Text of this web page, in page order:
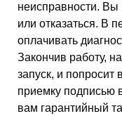
неисправности. Вы
или отказаться. В
оплачивать
Закончив работу,
запуск, и попросит
приемку подписью
вам гарантийный